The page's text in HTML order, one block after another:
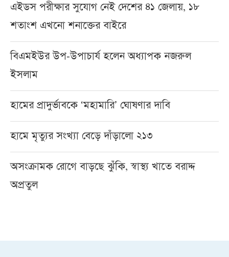
এইডস পরীক্ষার সুযোগ নেই দেশের ৪১ জেলায়, ১৮
শতাংশ এখনো শনাক্তের বাইরে
বিএমইউর উপ-উপাচার্য হলেন অধ্যাপক নজরুল
ইসলাম
হামের প্রাদুর্ভাবকে ‘মহামারি’ ঘোষণার দাবি
হামে মৃত্যুর সংখ্যা বেড়ে দাঁড়ালো ২১৩
অসংক্রামক রোগে বাড়ছে ঝুঁকি, স্বাস্থ্য খাতে বরাদ্দ
অপ্রতুল